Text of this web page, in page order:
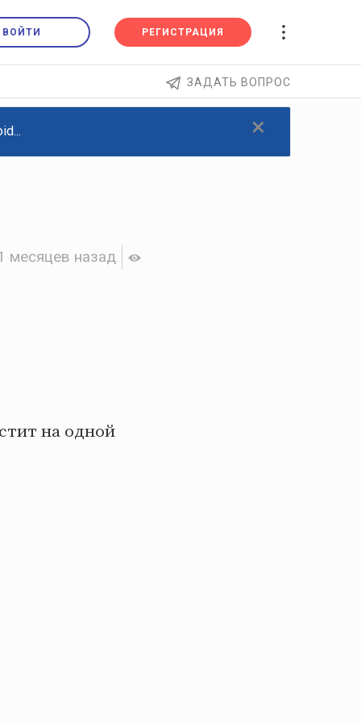
ВОЙТИ РЕГИСТРАЦИЯ
ЗАДАТЬ ВОПРОС
×
месяцев назад
на одной